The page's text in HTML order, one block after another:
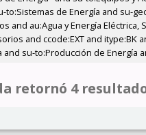
de Energía and su-
and au:Agua y Energía
and ccode:EXT and
su-to:Producción de Energía
retornó 4